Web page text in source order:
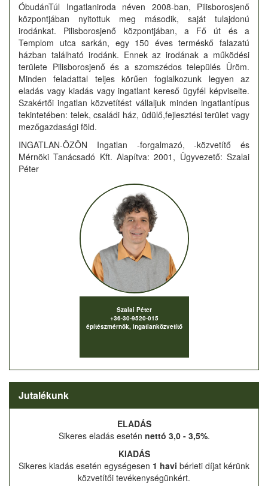
ÓbudánTúl Ingatlaniroda néven 2008-ban, Pilisborosjenő
központjában nyitottuk meg második, saját tulajdonú
irodánkat. Pilisborosjenő központjában, a Fő út és a
Templom utca sarkán, egy 150 éves terméskő falazatú
házban található irodánk. Ennek az irodának a működési
területe Pilisborosjenő és a szomszédos település Üröm.
Minden feladattal teljes körűen foglalkozunk legyen az
eladás vagy kiadás vagy ingatlant kereső ügyfél képviselte.
Szakértői ingatlan közvetítést vállaljuk minden ingatlantípus
tekintetében: telek, családi ház, üdülő,fejlesztési terület vagy
mezőgazdasági föld.
INGATLAN-ÖZÖN Ingatlan -forgalmazó, -közvetítő és
Mérnöki Tanácsadó Kft. Alapítva: 2001, Ügyvezető: Szalai
Péter
Szalai Péter
+36-30-9520-015
építészmérnök, ingatlanközvetítő
Jutalékunk
ELADÁS
Sikeres eladás esetén nettó 3,0 - 3,5%.
KIADÁS
Sikeres kiadás esetén egységesen 1 havi bérleti díjat kérünk
közvetítői tevékenységünkért.